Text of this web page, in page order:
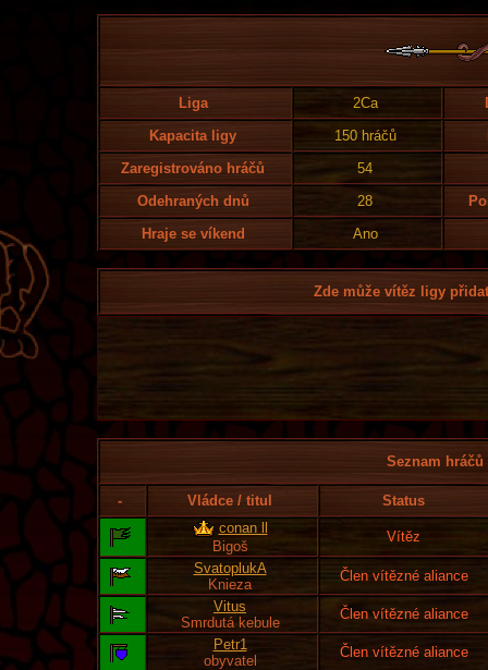
Liga 2Ca
Kapacita ligy
150 hráčů
Zaregistrováno hráčů
54
Odehraných dnů
28
Hraje se víkend
Ano
Zde může vítěz ligy
Seznam
- Vládce / titul
Status
conan ll
Bigoš
Vítěz
SvatoplukA
Knieza
Člen vítězné aliance
Vitus
Smrdutá kebule
Člen vítězné aliance
Petr1
obyvatel
Člen vítězné aliance